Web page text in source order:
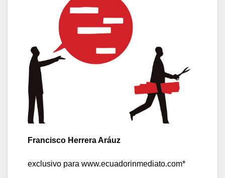
Francisco Herrera Aráuz
exclusivo para www.ecuadorinmediato.com*